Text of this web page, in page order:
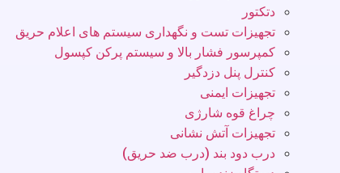
دتکتور
تجهیزات تست و نگهداری سیستم های اعلام حریق
کمپرسور فشار بالا و سیستم پرکن کپسول
کنترل پنل دزدگیر
تجهیزات ایمنی
چراغ قوه شارژی
تجهیزات آتش نشانی
درب دود بند (درب ضد حریق)